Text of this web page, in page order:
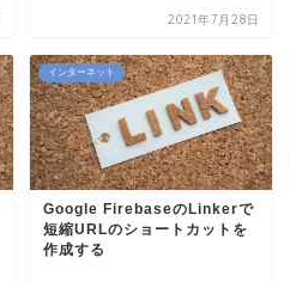
2021年7月28日
インターネット
Google FirebaseのLinkerで
短縮URLのショートカットを
作成する